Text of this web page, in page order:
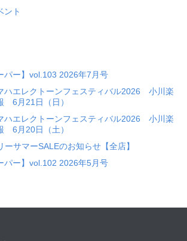
ント
パー】vol.103 2026年7月号
ハエレクトーンフェスティバル2026 小川楽
6月21日（日）
ハエレクトーンフェスティバル2026 小川楽
6月20日（土）
ーサマーSALEのお知らせ【全店】
パー】vol.102 2026年5月号